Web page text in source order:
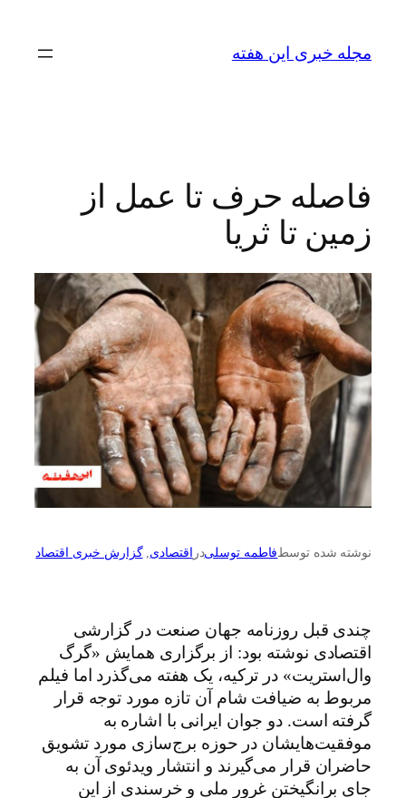
محتوا
مجله خبری این هفته
فاصله حرف تا عمل از
زمین تا ثریا
نوشته شده توسطفاطمه توسلیدر اقتصادی , گزارش خبری اقتصاد
چندی قبل روزنامه جهان صنعت در گزارشی
اقتصادی نوشته بود: از برگزاری همایش «گرگ
وال‌استریت» در ترکیه، یک هفته می‌گذرد اما فیلم
مربوط به ضیافت شام آن تازه مورد توجه قرار
گرفته است. دو جوان ایرانی با اشاره به
موفقیت‌هایشان در حوزه برج‌سازی مورد تشویق
حاضران قرار می‌گیرند و انتشار ویدئوی آن به
جای برانگیختن غرور ملی و خرسندی از این